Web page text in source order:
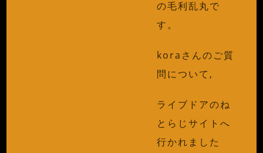
の毛利乱丸で
す。
koraさんのご質
問について,
ライブドアのね
とらじサイトへ
行かれました